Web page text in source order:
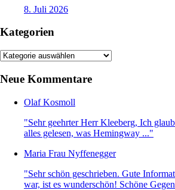
8. Juli 2026
Kategorien
Kategorien
Neue Kommentare
Olaf Kosmoll
"Sehr geehrter Herr Kleeberg, Ich
alles gelesen, was Hemingway ..."
Maria Frau Nyffenegger
"Sehr schön geschrieben. Gute
war, ist es wunderschön! Schöne